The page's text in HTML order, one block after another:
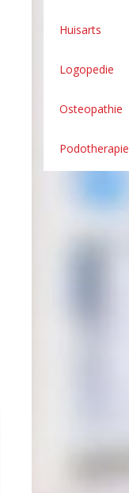
Huisarts
Logopedie
Osteopathie
Podotherapie